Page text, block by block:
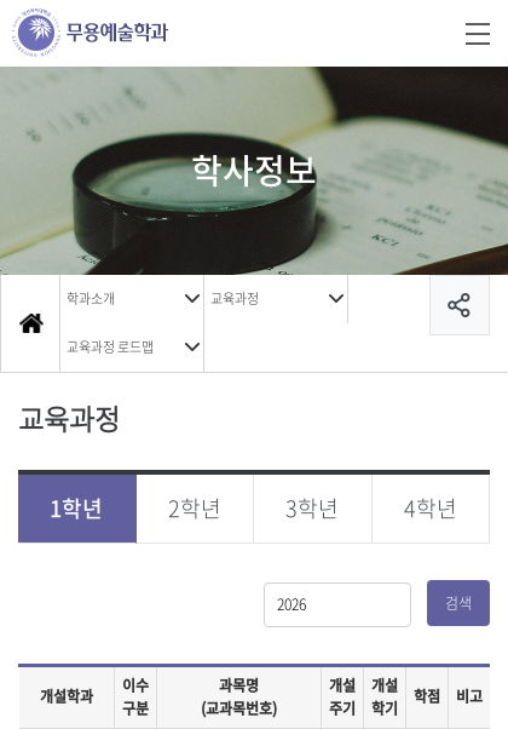
학사정보
학과소개 교육과정
교육과정 로드맵
교육과정
1학년 2학년 3학년 4학년
검색
개설학과
이수
구분
과목명
(교과목번호)
개설
주기
개설
학기
학점 비고